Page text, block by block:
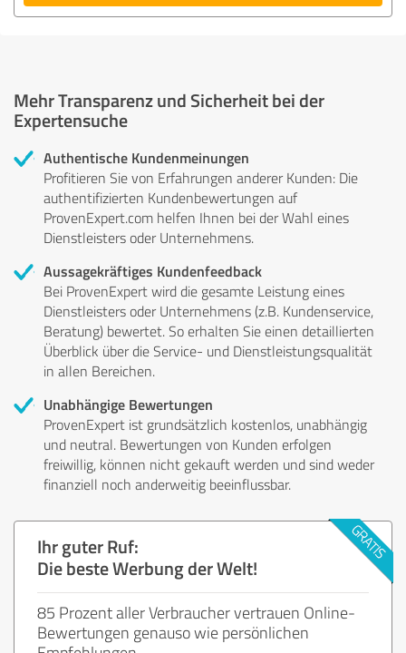
Mehr Transparenz und Sicherheit bei der
Expertensuche
Authentische Kundenmeinungen
Profitieren Sie von Erfahrungen anderer Kunden: Die
authentifizierten Kundenbewertungen auf
ProvenExpert.com helfen Ihnen bei der Wahl eines
Dienstleisters oder Unternehmens.
Aussagekräftiges Kundenfeedback
Bei ProvenExpert wird die gesamte Leistung eines
Dienstleisters oder Unternehmens (z.B. Kundenservice,
Beratung) bewertet. So erhalten Sie einen detaillierten
Überblick über die Service- und Dienstleistungsqualität
in allen Bereichen.
Unabhängige Bewertungen
ProvenExpert ist grundsätzlich kostenlos, unabhängig
und neutral. Bewertungen von Kunden erfolgen
freiwillig, können nicht gekauft werden und sind weder
finanziell noch anderweitig beeinflussbar.
Ihr guter Ruf:
Die beste Werbung der Welt!
85 Prozent aller Verbraucher vertrauen Online-
Bewertungen genauso wie persönlichen